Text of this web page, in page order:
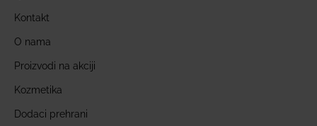
Kontakt
O nama
Proizvodi na akciji
Kozmetika
Dodaci prehrani